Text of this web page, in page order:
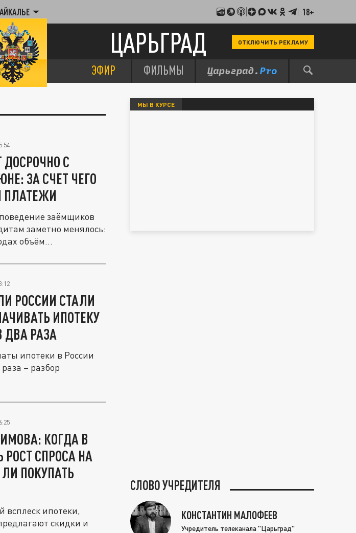
18+
ЦАРЬГРАД ОТКЛЮЧИТЬ РЕКЛАМУ
ЭФИР ФИЛЬМЫ
ДОСРОЧНО С
ЗА СЧЕТ ЧЕГО
ПЛАТЕЖИ
заёмщиков
заметно менялось:
объём...
РОССИИ СТАЛИ
ИПОТЕКУ
ДВА РАЗА
ипотеки в России
– разбор
КОГДА В
СПРОСА НА
ПОКУПАТЬ
всплеск ипотеки,
скидки и
МЫ В КУРСЕ
СЛОВО УЧРЕДИТЕЛЯ
КОНСТАНТИН МАЛОФЕЕВ
Учредитель телеканала "Царьград"